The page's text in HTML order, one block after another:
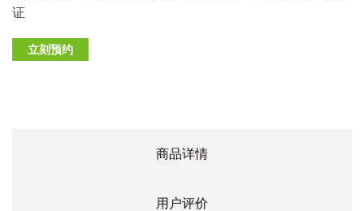
证
立刻预约
商品详情
用户评价